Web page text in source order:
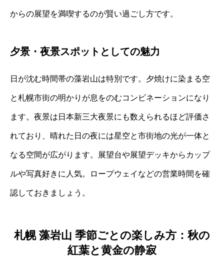
からの展望を満喫するのが賢い過ごし方です。
夕景・夜景スポットとしての魅力
日が沈む時間帯の藻岩山は特別です。夕焼けに染まる空
と札幌市街の明かりが息をのむコンビネーションになり
ます。夜景は日本新三大夜景にも数えられるほど評価さ
れており、晴れた日の夜には星空と市街地の光が一体と
なる空間が広がります。展望台や展望デッキからカップ
ルや写真好きに人気。ロープウェイなどの営業時間を確
認しておきましょう。
札幌 藻岩山 季節ごとの楽しみ方：秋の
紅葉と黄金の静寂